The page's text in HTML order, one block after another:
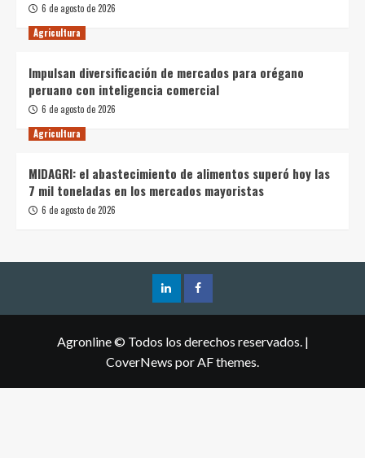
6 de agosto de 2026
Agricultura
Impulsan diversificación de mercados para orégano
peruano con inteligencia comercial
6 de agosto de 2026
Agricultura
MIDAGRI: el abastecimiento de alimentos superó hoy las
7 mil toneladas en los mercados mayoristas
6 de agosto de 2026
Agronline © Todos los derechos reservados. |
CoverNews por AF themes.